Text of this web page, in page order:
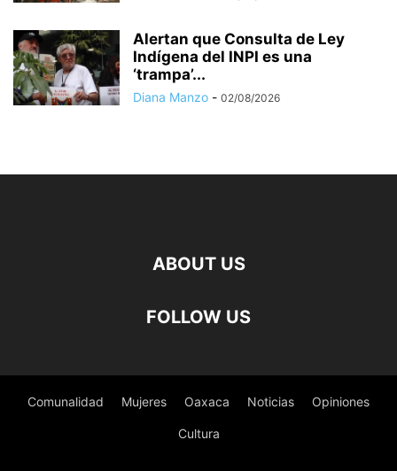
Alertan que Consulta de Ley
Indígena del INPI es una
‘trampa’...
Diana Manzo - 02/08/2026
ABOUT US
FOLLOW US
Comunalidad Mujeres Oaxaca Noticias Opiniones
Cultura